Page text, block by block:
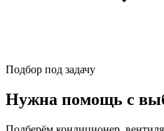
Подбор под задачу
Нужна помощь с